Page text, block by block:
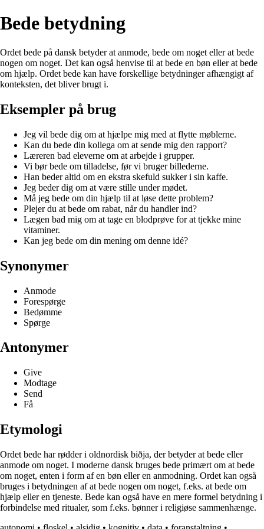
Bede betydning
Ordet bede på dansk betyder at anmode, bede om noget eller at bede
nogen om noget. Det kan også henvise til at bede en bøn eller at bede
om hjælp. Ordet bede kan have forskellige betydninger afhængigt af
konteksten, det bliver brugt i.
Eksempler på brug
Jeg vil bede dig om at hjælpe mig med at flytte møblerne.
Kan du bede din kollega om at sende mig den rapport?
Læreren bad eleverne om at arbejde i grupper.
Vi bør bede om tilladelse, før vi bruger billederne.
Han beder altid om en ekstra skefuld sukker i sin kaffe.
Jeg beder dig om at være stille under mødet.
Må jeg bede om din hjælp til at løse dette problem?
Plejer du at bede om rabat, når du handler ind?
Lægen bad mig om at tage en blodprøve for at tjekke mine
vitaminer.
Kan jeg bede om din mening om denne idé?
Synonymer
Anmode
Forespørge
Bedømme
Spørge
Antonymer
Give
Modtage
Send
Få
Etymologi
Ordet bede har rødder i oldnordisk biðja, der betyder at bede eller
anmode om noget. I moderne dansk bruges bede primært om at bede
om noget, enten i form af en bøn eller en anmodning. Ordet kan også
bruges i betydningen af at bede nogen om noget, f.eks. at bede om
hjælp eller en tjeneste. Bede kan også have en mere formel betydning i
forbindelse med ritualer, som f.eks. bønner i religiøse sammenhænge.